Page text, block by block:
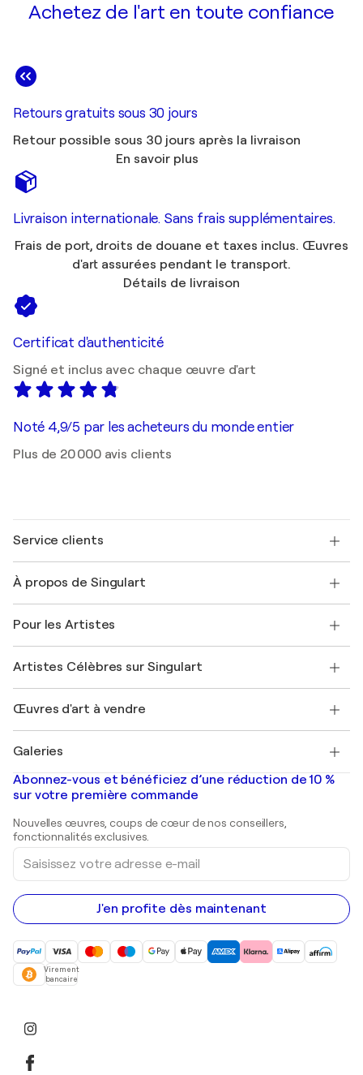
Achetez de l'art en toute confiance
Retours gratuits sous 30 jours
Retour possible sous 30 jours après la livraison
En savoir plus
Livraison internationale. Sans frais supplémentaires.
Frais de port, droits de douane et taxes inclus. Œuvres
d'art assurées pendant le transport.
Détails de livraison
Certificat d'authenticité
Signé et inclus avec chaque œuvre d'art
Noté 4,9/5 par les acheteurs du monde entier
Plus de 20 000 avis clients
Service clients
Expédition
Offrir une carte cadeau
Rejoignez notre programme commercial
Mon compte
+33 1 76 44 06 42
À propos de Singulart
FAQ
Magazine Singulart
Emplois
Découvrez une sélection d'art original
Pour les Artistes
Se connecter en tant qu'Artiste
Artistes Célèbres sur Singulart
Marc Chagall
Banksy
Mr. Brainwash
Shepard Fairey
Œuvres d'art à vendre
Tableaux abstraits à vendre
Peintures de paysage
Estampes
Peintures acryliques
Galeries
Galeries d'art en France
Galeries d'art en Belgique
Abonnez-vous et bénéficiez d’une réduction de 10 %
sur votre première commande
Nouvelles œuvres, coups de cœur de nos conseillers,
fonctionnalités exclusives.
Saisissez
votre
adresse
e-
mail
J'en profite dès maintenant
Virement
bancaire